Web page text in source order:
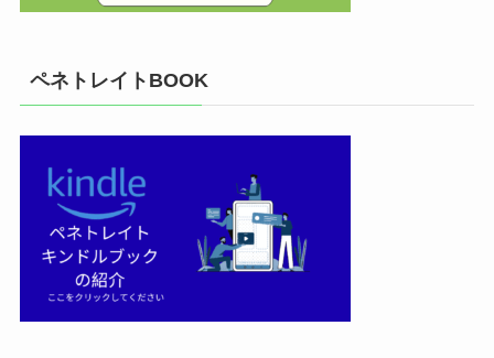
ペネトレイトBOOK